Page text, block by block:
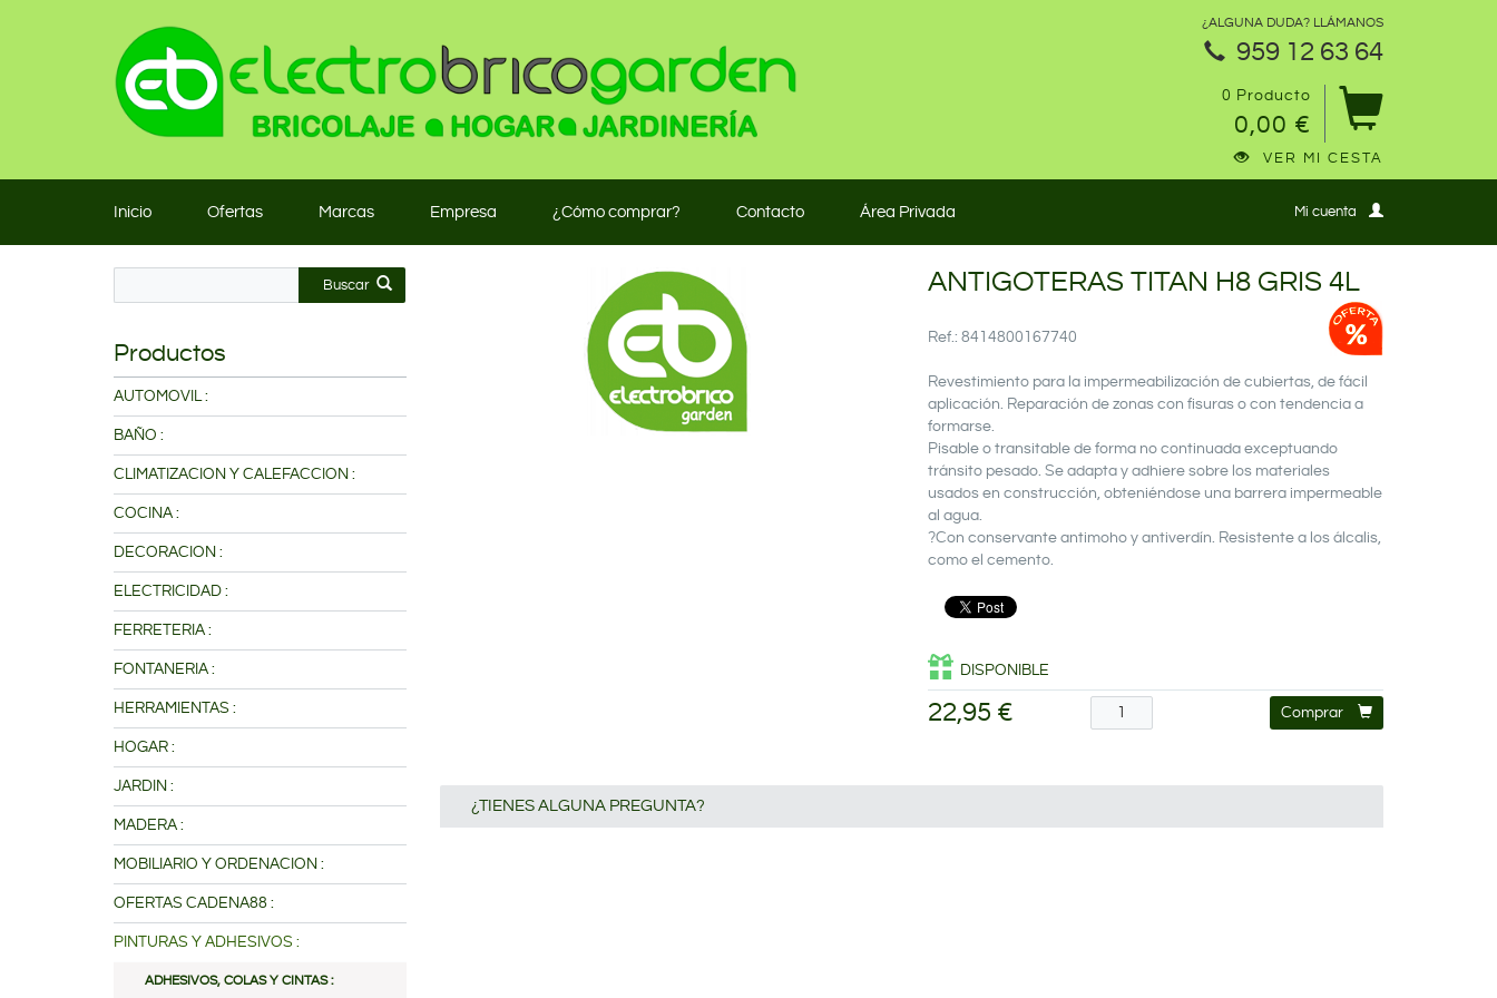
¿ALGUNA DUDA? LLÁMANOS
959 12 63 64
0 Producto
0,00 €
VER MI CESTA
Inicio Ofertas Marcas Empresa ¿Cómo comprar? Contacto Área Privada Mi cuenta
Buscar
Productos
AUTOMOVIL :
BAÑO :
CLIMATIZACION Y CALEFACCION :
COCINA :
DECORACION :
ELECTRICIDAD :
FERRETERIA :
FONTANERIA :
HERRAMIENTAS :
HOGAR :
JARDIN :
MADERA :
MOBILIARIO Y ORDENACION :
OFERTAS CADENA88 :
PINTURAS Y ADHESIVOS :
ADHESIVOS, COLAS Y CINTAS :
ANTIGOTERAS TITAN H8 GRIS 4L
Ref.: 8414800167740
Revestimiento para la impermeabilización de cubiertas, de fácil
aplicación. Reparación de zonas con fisuras o con tendencia a
formarse.
Pisable o transitable de forma no continuada exceptuando
tránsito pesado. Se adapta y adhiere sobre los materiales
usados en construcción, obteniéndose una barrera impermeable
al agua.
?Con conservante antimoho y antiverdín. Resistente a los álcalis,
como el cemento.
DISPONIBLE
22,95 € Comprar
¿TIENES ALGUNA PREGUNTA?